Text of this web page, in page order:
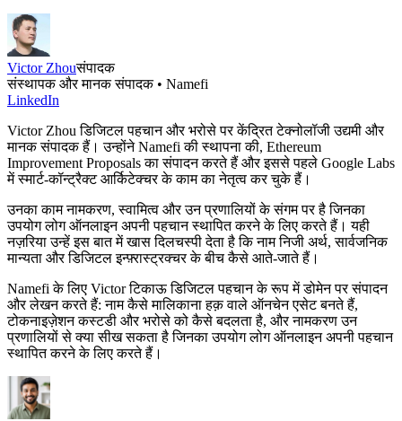
Victor Zhouसंपादक
संस्थापक और मानक संपादक • Namefi
LinkedIn
Victor Zhou डिजिटल पहचान और भरोसे पर केंद्रित टेक्नोलॉजी उद्यमी और
मानक संपादक हैं। उन्होंने Namefi की स्थापना की, Ethereum
Improvement Proposals का संपादन करते हैं और इससे पहले Google Labs
में स्मार्ट-कॉन्ट्रैक्ट आर्किटेक्चर के काम का नेतृत्व कर चुके हैं।
उनका काम नामकरण, स्वामित्व और उन प्रणालियों के संगम पर है जिनका
उपयोग लोग ऑनलाइन अपनी पहचान स्थापित करने के लिए करते हैं। यही
नज़रिया उन्हें इस बात में खास दिलचस्पी देता है कि नाम निजी अर्थ, सार्वजनिक
मान्यता और डिजिटल इन्फ़्रास्ट्रक्चर के बीच कैसे आते-जाते हैं।
Namefi के लिए Victor टिकाऊ डिजिटल पहचान के रूप में डोमेन पर संपादन
और लेखन करते हैं: नाम कैसे मालिकाना हक़ वाले ऑनचेन एसेट बनते हैं,
टोकनाइज़ेशन कस्टडी और भरोसे को कैसे बदलता है, और नामकरण उन
प्रणालियों से क्या सीख सकता है जिनका उपयोग लोग ऑनलाइन अपनी पहचान
स्थापित करने के लिए करते हैं।